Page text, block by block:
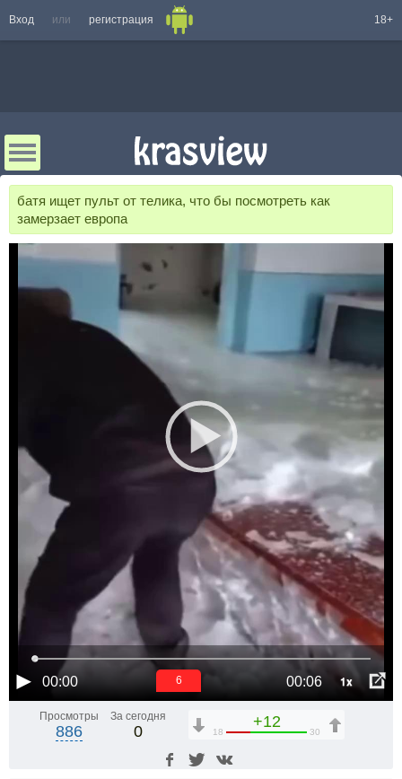
Вход или регистрация 18+
батя ищет пульт от телика, что бы посмотреть как
замерзает европа
00:00 00:06 1x
6
Просмотры
886
За сегодня
0
+12
18 30